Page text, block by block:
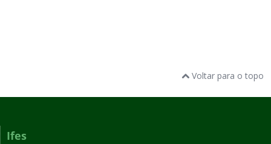
Voltar para o topo
Ifes